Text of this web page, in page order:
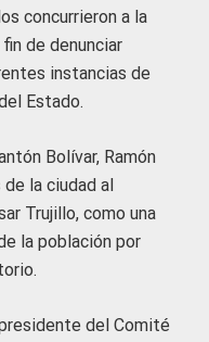
concurrieron a la
de denunciar
instancias de
Estado.
Bolívar, Ramón
la ciudad al
Trujillo, como una
la población por
del Comité